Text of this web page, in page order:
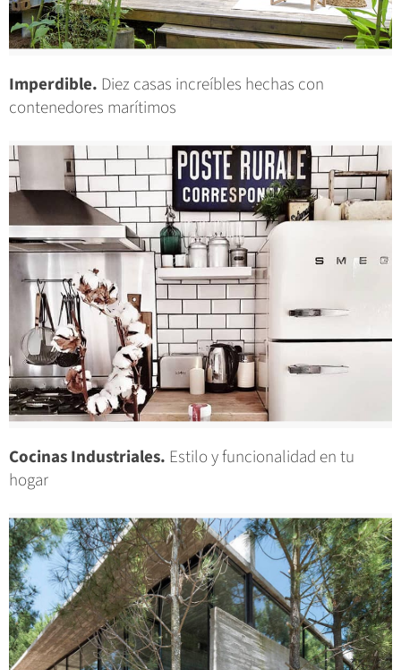
Imperdible. Diez casas increíbles hechas con
contenedores marítimos
Cocinas Industriales. Estilo y funcionalidad en tu
hogar